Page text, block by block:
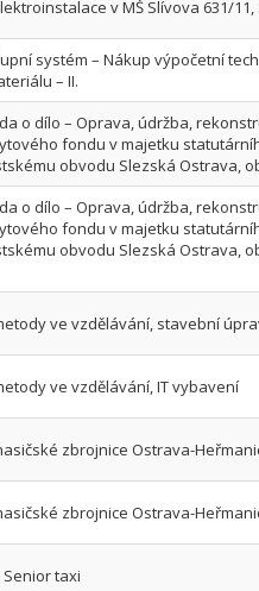
v MŠ Slívova 631/
systém – Nákup výpočetní
– II.
o dílo – Oprava, údržba,
fondu v majetku
obvodu Slezská Ostrava,
o dílo – Oprava, údržba,
fondu v majetku
obvodu Slezská Ostrava,
ve vzdělávání, stavební
ve vzdělávání, IT vybavení
zbrojnice Ostrava-
zbrojnice Ostrava-
taxi